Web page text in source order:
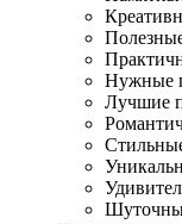
Нужные
Лучшие